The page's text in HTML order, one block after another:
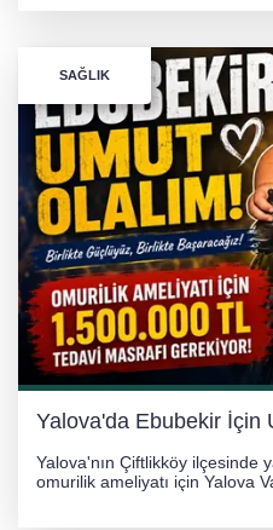
SAĞLIK
Yalova'da Ebubekir İçin
Yalova'nın Çiftlikköy ilçesinde
omurilik ameliyatı için Yalova